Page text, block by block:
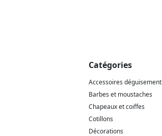
Catégories
Accessoires déguisement
Barbes et moustaches
Chapeaux et coiffes
Cotillons
Décorations